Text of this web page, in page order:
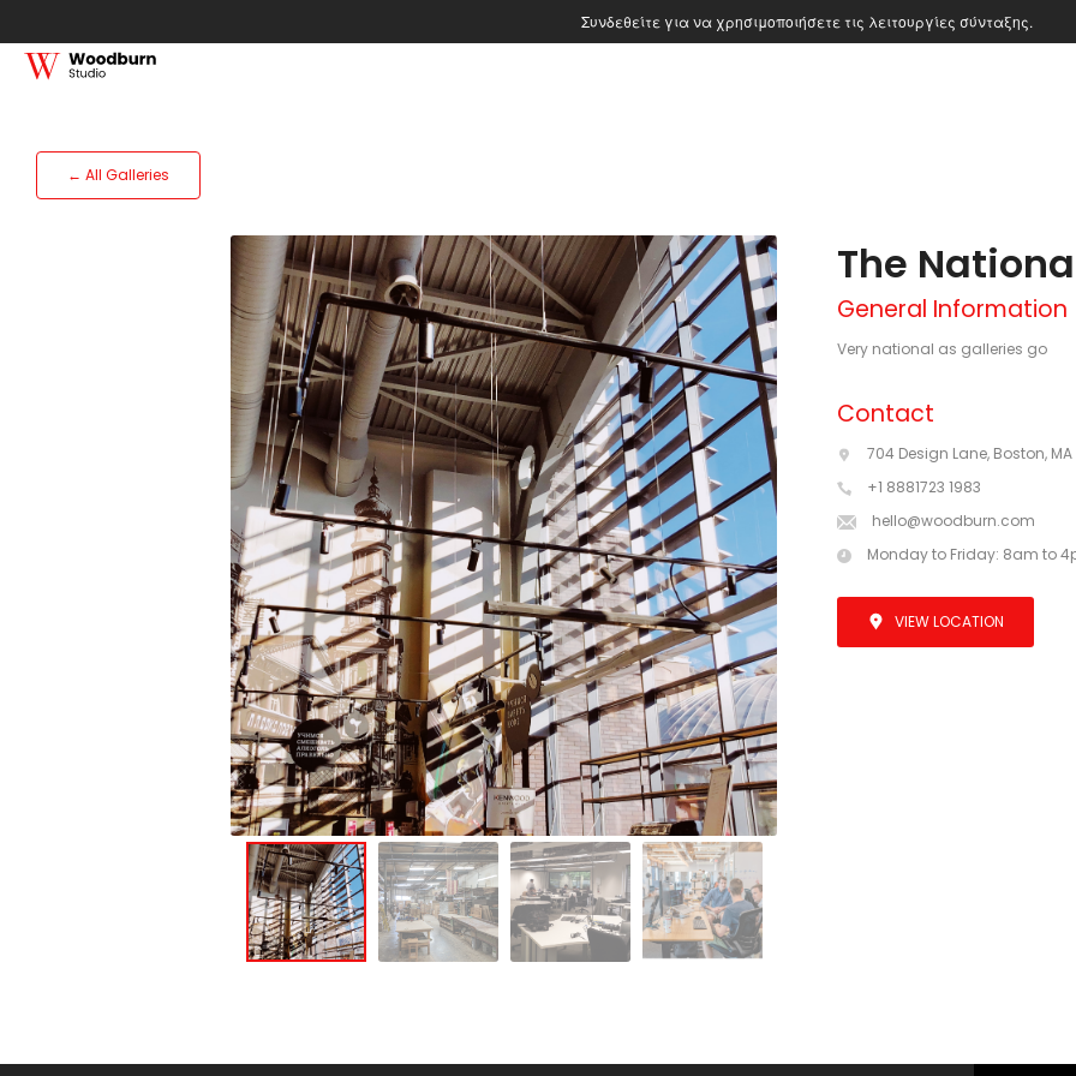
Συνδεθείτε για να χρησιμοποιήσετε τις λειτουργίες σύνταξης.
← All Galleries
The
General Information
Very national as galleries go
Contact
704 Design Lane, Boston, MA
+1 8881723 1983
hello@woodburn.com
Monday to Friday: 8am to
VIEW LOCATION